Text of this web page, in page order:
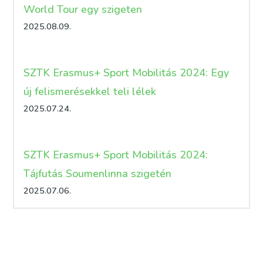
World Tour egy szigeten
2025.08.09.
SZTK Erasmus+ Sport Mobilitás 2024: Egy
új felismerésekkel teli lélek
2025.07.24.
SZTK Erasmus+ Sport Mobilitás 2024:
Tájfutás Soumenlinna szigetén
2025.07.06.